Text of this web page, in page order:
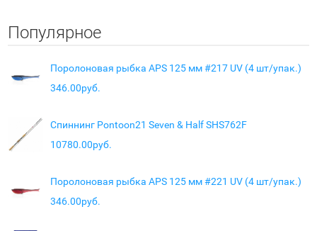
Популярное
Поролоновая рыбка APS 125 мм #217 UV (4 шт/упак.)
346.00руб.
Спиннинг Pontoon21 Seven & Half SHS762F
10780.00руб.
Поролоновая рыбка APS 125 мм #221 UV (4 шт/упак.)
346.00руб.